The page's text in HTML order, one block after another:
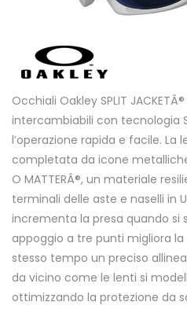
Occhiali Oakley SPLIT
intercambiabili con tecnologia
l’operazione rapida e facile. La
completata da icone
O MATTERÂ®, un materiale
terminali delle aste e naselli in
incrementa la presa quando si
appoggio a tre punti migliora
stesso tempo un preciso
da vicino come le lenti si
ottimizzando la protezione da